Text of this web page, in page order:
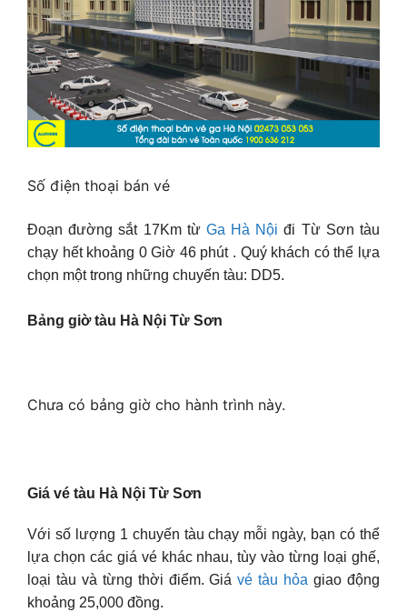
Số điện thoại bán vé
Đoạn đường sắt 17Km từ Ga Hà Nội đi Từ Sơn tàu
chạy hết khoảng 0 Giờ 46 phút . Quý khách có thể lựa
chọn một trong những chuyến tàu: DD5.
Bảng giờ tàu Hà Nội Từ Sơn
Chưa có bảng giờ cho hành trình này.
Giá vé tàu Hà Nội Từ Sơn
Với số lượng 1 chuyến tàu chạy mỗi ngày, bạn có thể
lựa chọn các giá vé khác nhau, tùy vào từng loại ghế,
loại tàu và từng thời điểm. Giávé tàu hỏa giao động
khoảng 25,000 đồng.